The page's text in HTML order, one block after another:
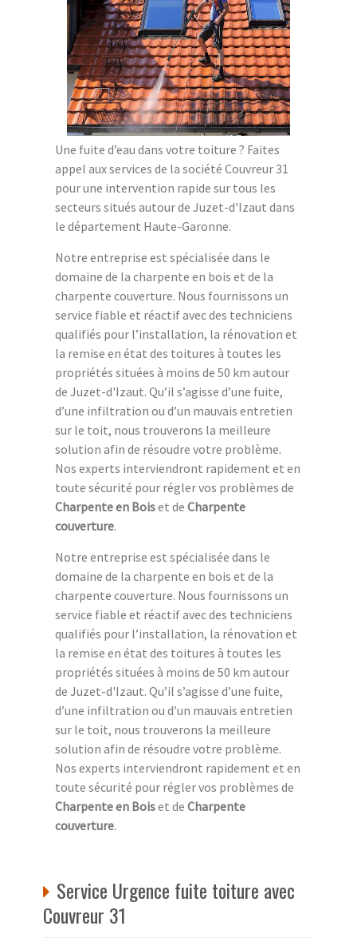
Une fuite d’eau dans votre toiture ? Faites
appel aux services de la société Couvreur 31
pour une intervention rapide sur tous les
secteurs situés autour de Juzet-d'Izaut dans
le département Haute-Garonne.
Notre entreprise est spécialisée dans le
domaine de la charpente en bois et de la
charpente couverture. Nous fournissons un
service fiable et réactif avec des techniciens
qualifiés pour l’installation, la rénovation et
la remise en état des toitures à toutes les
propriétés situées à moins de 50 km autour
de Juzet-d'Izaut. Qu’il s’agisse d’une fuite,
d’une infiltration ou d’un mauvais entretien
sur le toit, nous trouverons la meilleure
solution afin de résoudre votre problème.
Nos experts interviendront rapidement et en
toute sécurité pour régler vos problèmes de
Charpente en Boiset de Charpente
couverture.
Notre entreprise est spécialisée dans le
domaine de la charpente en bois et de la
charpente couverture. Nous fournissons un
service fiable et réactif avec des techniciens
qualifiés pour l’installation, la rénovation et
la remise en état des toitures à toutes les
propriétés situées à moins de 50 km autour
de Juzet-d'Izaut. Qu’il s’agisse d’une fuite,
d’une infiltration ou d’un mauvais entretien
sur le toit, nous trouverons la meilleure
solution afin de résoudre votre problème.
Nos experts interviendront rapidement et en
toute sécurité pour régler vos problèmes de
Charpente en Boiset de Charpente
couverture.
Service Urgence fuite toiture avec
Couvreur 31